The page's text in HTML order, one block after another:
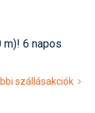
m)! 6 napos
szállásakciók